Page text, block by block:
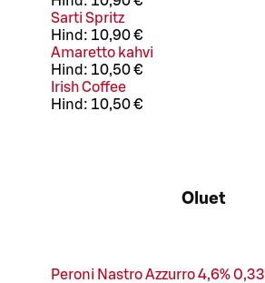
Sarti Spritz
Hind: 10,90 €
Amaretto kahvi
Hind: 10,50 €
Irish Coffee
Hind: 10,50 €
Oluet
Peroni Nastro Azzurro 4,6% 0,33l